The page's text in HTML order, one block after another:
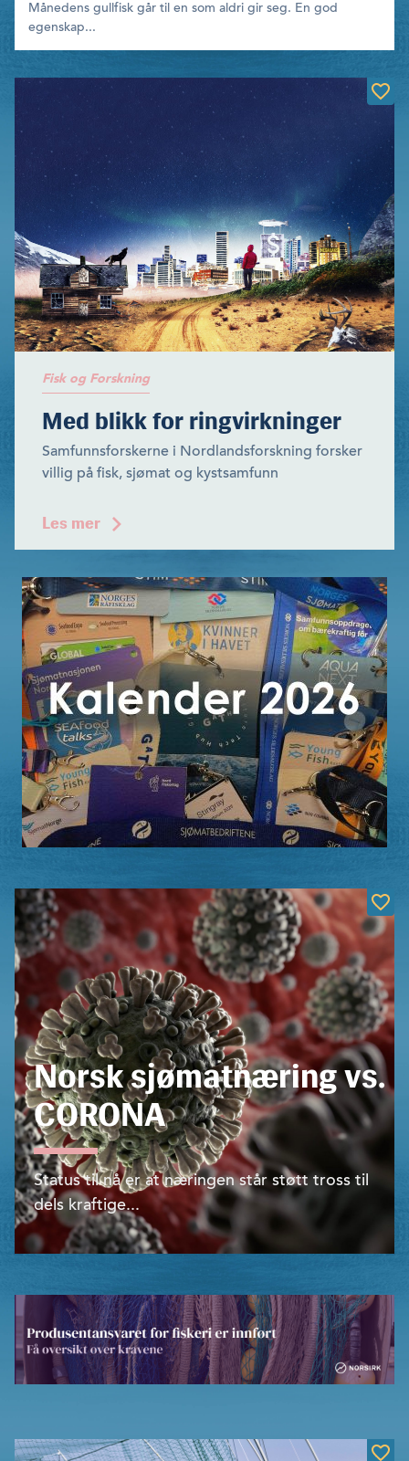
Månedens gullfisk går til en som aldri gir seg. En god
egenskap...
Fisk og Forskning
Med blikk for ringvirkninger
Samfunnsforskerne i Nordlandsforskning forsker
villig på fisk, sjømat og kystsamfunn
Les mer
Norsk sjømatnæring vs.
CORONA
Status til nå er at næringen står støtt tross til
dels kraf­tige...